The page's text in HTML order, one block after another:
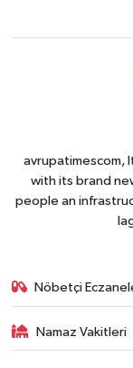
avrupatimescom,
with its brand
people an
Nöbetçi
Namaz Vakitleri